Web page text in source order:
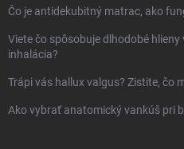
Čo je antidekubitný matrac, ako
Viete čo spôsobuje dlhodobé
inhalácia?
Trápi vás hallux valgus? Zistite, čo
Ako vybrať anatomický vankúš pri